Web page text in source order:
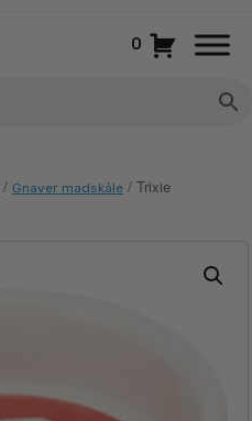
0
/ Gnaver madskåle / Trixie